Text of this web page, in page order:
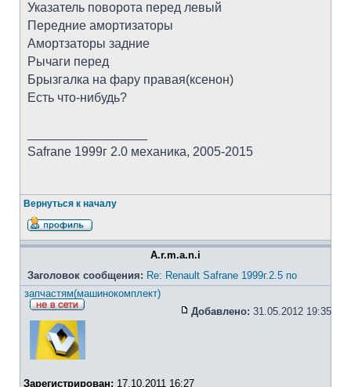
Указатель поворота перед левый
Передние амортизаторы
Амортзаторы задние
Рычаги перед
Брызгалка на фару правая(ксенон)
Есть что-нибудь?
Safrane 1999г 2.0 механика, 2005-2015
Вернуться к началу
A.r.m.a.n.i
Заголовок сообщения: Re: Renault Safrane 1999г.2.5 по
запчастям(машинокомплект)
Добавлено: 31.05.2012 19:35
Зарегистрирован: 17.10.2011 16:27